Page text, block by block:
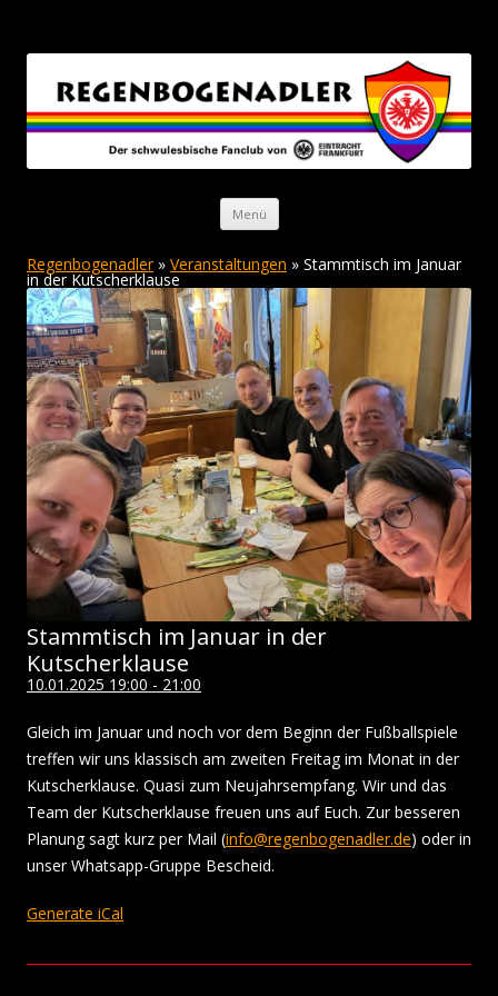
Menü Zum Inhalt springen
Regenbogenadler» Veranstaltungen » Stammtisch im Januar
in der Kutscherklause
Stammtisch im Januar in der
Kutscherklause
10.01.2025 19:00 - 21:00
Gleich im Januar und noch vor dem Beginn der Fußballspiele
treffen wir uns klassisch am zweiten Freitag im Monat in der
Kutscherklause. Quasi zum Neujahrsempfang. Wir und das
Team der Kutscherklause freuen uns auf Euch. Zur besseren
Planung sagt kurz per Mail (info@regenbogenadler.de) oder in
unser Whatsapp-Gruppe Bescheid.
Generate iCal